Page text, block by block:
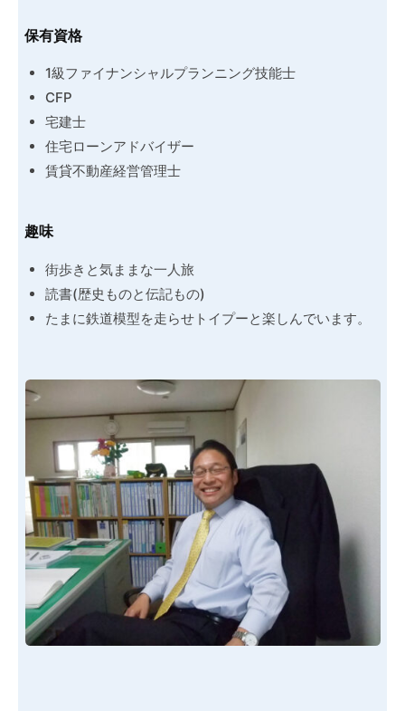
保有資格
1級ファイナンシャルプランニング技能士
CFP
宅建士
住宅ローンアドバイザー
賃貸不動産経営管理士
趣味
街歩きと気ままな一人旅
読書(歴史ものと伝記もの)
たまに鉄道模型を走らせトイプーと楽しんでいます。